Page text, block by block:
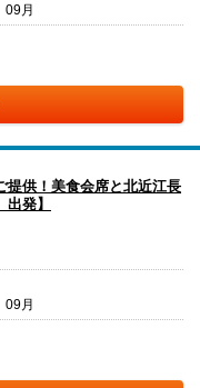
月
提供！美食会席と北近江長
発】
月